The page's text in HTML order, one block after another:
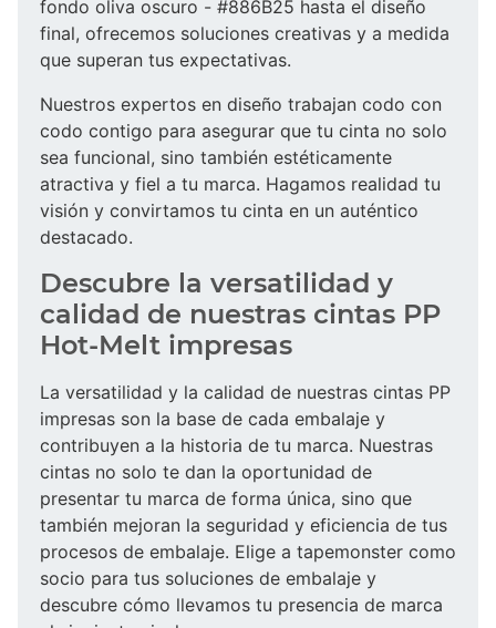
fondo oliva oscuro - #886B25 hasta el diseño
final, ofrecemos soluciones creativas y a medida
que superan tus expectativas.
Nuestros expertos en diseño trabajan codo con
codo contigo para asegurar que tu cinta no solo
sea funcional, sino también estéticamente
atractiva y fiel a tu marca. Hagamos realidad tu
visión y convirtamos tu cinta en un auténtico
destacado.
Descubre la versatilidad y
calidad de nuestras cintas PP
Hot-Melt impresas
La versatilidad y la calidad de nuestras cintas PP
impresas son la base de cada embalaje y
contribuyen a la historia de tu marca. Nuestras
cintas no solo te dan la oportunidad de
presentar tu marca de forma única, sino que
también mejoran la seguridad y eficiencia de tus
procesos de embalaje. Elige a tapemonster como
socio para tus soluciones de embalaje y
descubre cómo llevamos tu presencia de marca